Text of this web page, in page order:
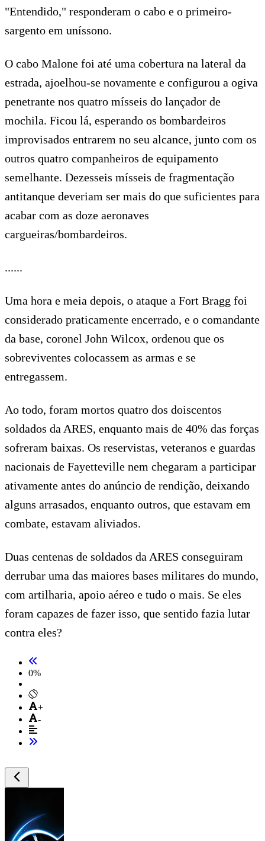
"Entendido," responderam o cabo e o primeiro-
sargento em uníssono.
O cabo Malone foi até uma cobertura na lateral da
estrada, ajoelhou-se novamente e configurou a ogiva
penetrante nos quatro mísseis do lançador de
mochila. Ficou lá, esperando os bombardeiros
improvisados entrarem no seu alcance, junto com os
outros quatro companheiros de equipamento
semelhante. Dezesseis mísseis de fragmentação
antitanque deveriam ser mais do que suficientes para
acabar com as doze aeronaves
cargueiras/bombardeiros.
......
Uma hora e meia depois, o ataque a Fort Bragg foi
considerado praticamente encerrado, e o comandante
da base, coronel John Wilcox, ordenou que os
sobreviventes colocassem as armas e se
entregassem.
Ao todo, foram mortos quatro dos doiscentos
soldados da ARES, enquanto mais de 40% das forças
sofreram baixas. Os reservistas, veteranos e guardas
nacionais de Fayetteville nem chegaram a participar
ativamente antes do anúncio de rendição, deixando
alguns arrasados, enquanto outros, que estavam em
combate, estavam aliviados.
Duas centenas de soldados da ARES conseguiram
derrubar uma das maiores bases militares do mundo,
com artilharia, apoio aéreo e tudo o mais. Se eles
foram capazes de fazer isso, que sentido fazia lutar
contra eles?
0%
+
-